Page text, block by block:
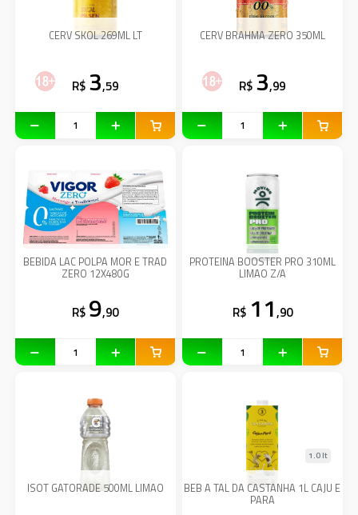
CERV SKOL 269ML LT
R$ 3,59
CERV BRAHMA ZERO 350ML
R$ 3,99
BEBIDA LAC POLPA MOR E TRAD
ZERO 12X480G
R$ 9,90
PROTEINA BOOSTER PRO 310ML
LIMAO Z/A
R$ 11,90
ISOT GATORADE 500ML LIMAO BEB A TAL DA CASTANHA 1L CAJU E
PARA
1.0 lt